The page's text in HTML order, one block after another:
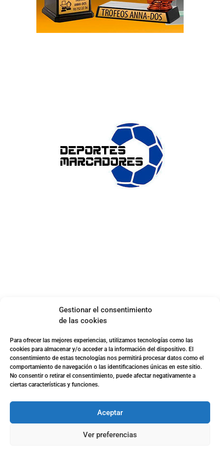
Gestionar el consentimiento
de las cookies
Para ofrecer las mejores experiencias, utilizamos tecnologías como las
cookies para almacenar y/o acceder a la información del dispositivo. El
consentimiento de estas tecnologías nos permitirá procesar datos como el
comportamiento de navegación o las identificaciones únicas en este sitio.
No consentir o retirar el consentimiento, puede afectar negativamente a
ciertas características y funciones.
Aceptar
Ver preferencias
Apuesta con responsabilidad